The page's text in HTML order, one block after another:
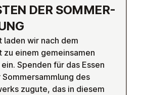
DER SOM­MER­
laden wir nach dem
zu einem gemeinsamen
Spenden für das Essen
des
zugute, das in diesem